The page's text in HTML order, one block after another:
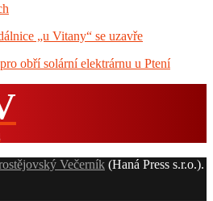
„u Vitany“ se uzavře
obří solární elektrárnu u Ptení
Večerník (Haná Press s.r.o.).